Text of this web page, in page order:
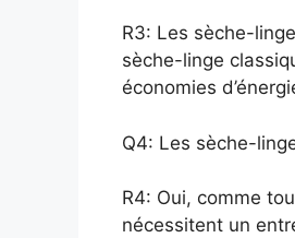
R3: Les sèche-
sèche-linge
économies
Q4: Les sèche-
R4: Oui, comme
nécessitent un